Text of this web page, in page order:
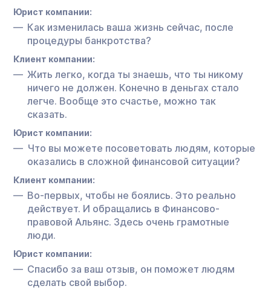
Юрист компании:
Как изменилась ваша жизнь сейчас, после
процедуры банкротства?
Клиент компании:
Жить легко, когда ты знаешь, что ты никому
ничего не должен. Конечно в деньгах стало
легче. Вообще это счастье, можно так
сказать.
Юрист компании:
Что вы можете посоветовать людям, которые
оказались в сложной финансовой ситуации?
Клиент компании:
Во-первых, чтобы не боялись. Это реально
действует. И обращались в Финансово-
правовой Альянс. Здесь очень грамотные
люди.
Юрист компании:
Спасибо за ваш отзыв, он поможет людям
сделать свой выбор.